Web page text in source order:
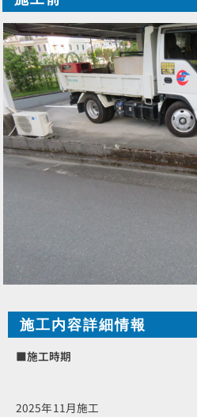
施工内容詳細情報
■施工時期
2025年11月施工